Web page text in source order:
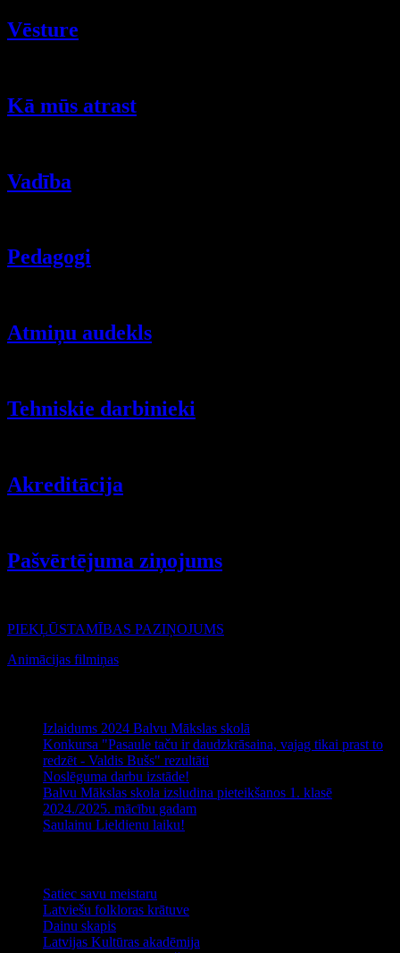
Vēsture
Kā mūs atrast
Vadība
Pedagogi
Atmiņu audekls
Tehniskie darbinieki
Akreditācija
Pašvērtējuma ziņojums
PIEKĻŪSTAMĪBAS PAZIŅOJUMS
Animācijas filmiņas
Izlaidums 2024 Balvu Mākslas skolā
Konkursa "Pasaule taču ir daudzkrāsaina, vajag tikai prast to
redzēt - Valdis Bušs" rezultāti
Noslēguma darbu izstāde!
Balvu Mākslas skola izsludina pieteikšanos 1. klasē
2024./2025. mācību gadam
Saulainu Lieldienu laiku!
Satiec savu meistaru
Latviešu folkloras krātuve
Dainu skapis
Latvijas Kultūras akadēmija